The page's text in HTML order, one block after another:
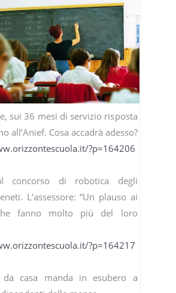
sui 36 mesi di servizio risposta
all’Anief. Cosa accadrà adesso?
?p=164206
concorso di robotica degli
L’assessore: “Un plauso ai
fanno molto più del loro
?p=164217
casa manda in esubero a